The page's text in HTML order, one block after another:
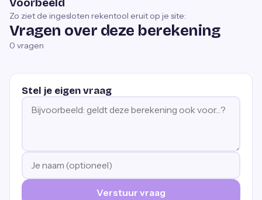
Voorbeeld
Zo ziet de ingesloten rekentool eruit op je site:
Vragen over deze berekening
0 vragen
Stel je eigen vraag
Verstuur vraag